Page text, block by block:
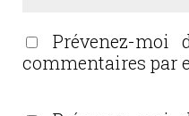
Prévenez-moi
commentaires par